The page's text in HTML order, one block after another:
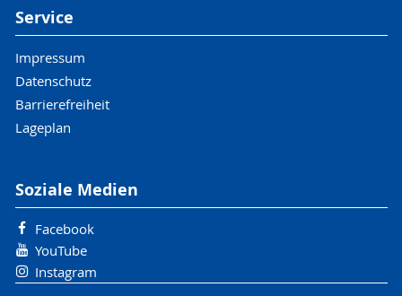
Service
Impressum
Datenschutz
Barrierefreiheit
Lageplan
Soziale Medien
Facebook
YouTube
Instagram